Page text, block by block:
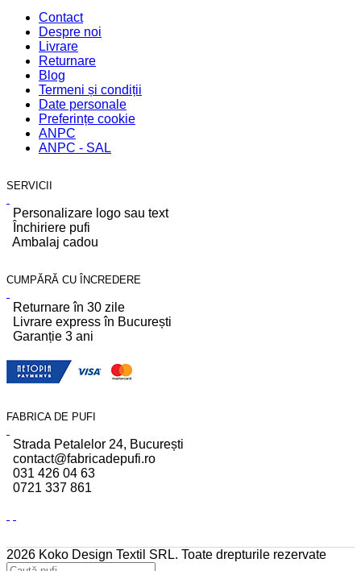
Contact
Despre noi
Livrare
Returnare
Blog
Termeni și condiții
Date personale
Preferințe cookie
ANPC
ANPC - SAL
SERVICII
Personalizare logo sau text
Închiriere pufi
Ambalaj cadou
CUMPĂRĂ CU ÎNCREDERE
Returnare în 30 zile
Livrare express în București
Garanție 3 ani
FABRICA DE PUFI
Strada Petalelor 24, București
contact@fabricadepufi.ro
031 426 04 63
0721 337 861
2026 Koko Design Textil SRL. Toate drepturile rezervate